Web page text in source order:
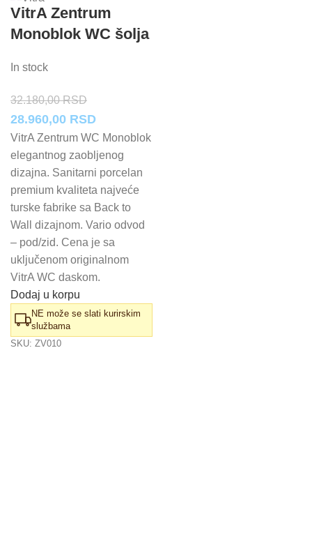
VitrA Zentrum
Monoblok WC šolja
In stock
32.180,00RSD
Originalna
cena
je
bila:
32.180,00 RSD.
28.960,00 RSDTrenutna
cena
je:
28.960,00 RSD.
VitrA Zentrum WC Monoblok
elegantnog zaobljenog
dizajna. Sanitarni porcelan
premium kvaliteta najveće
turske fabrike sa Back to
Wall dizajnom. Vario odvod
– pod/zid. Cena je sa
uključenom originalnom
VitrA WC daskom.
Dodaj u korpu
NE može se slati kurirskim
službama
SKU: ZV010